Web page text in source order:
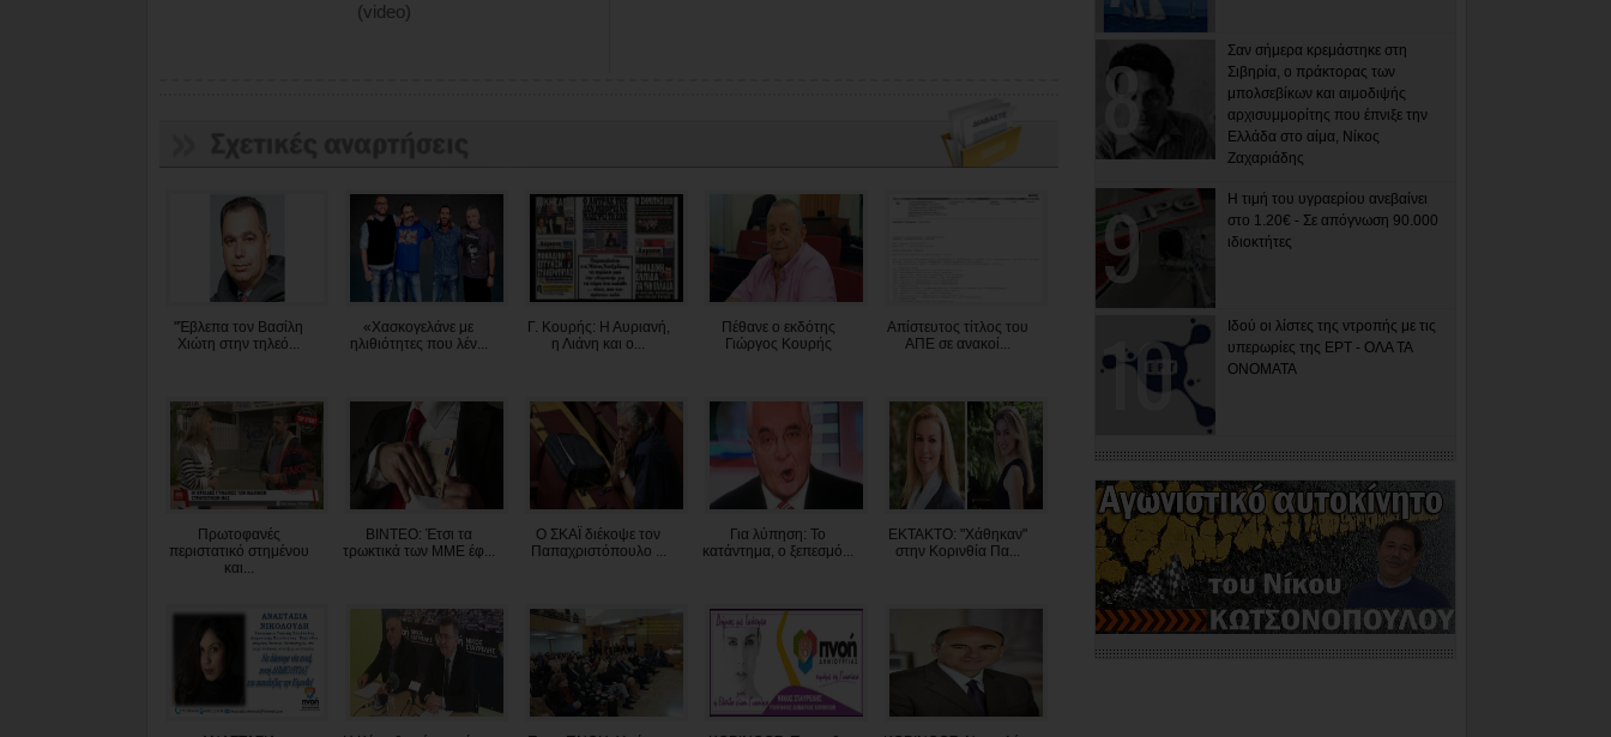
(video)
"Έβλεπα τον Βασίλη
Χιώτη στην τηλεό...
«Χασκογελάνε με
ηλιθιότητες που λέν...
Γ. Κουρής: Η Αυριανή,
η Λιάνη και ο...
Πέθανε ο εκδότης
Γιώργος Κουρής
Απίστευτος τίτλος του
ΑΠΕ σε ανακοί...
Πρωτοφανές
περιστατικό στημένου
και...
ΒΙΝΤΕΟ: Έτσι τα
τρωκτικά των ΜΜΕ έφ...
Ο ΣΚΑΪ διέκοψε τον
Παπαχριστόπουλο ...
Για λύπηση: Το
κατάντημα, ο ξεπεσμό...
ΕΚΤΑΚΤΟ: "Χάθηκαν"
στην Κορινθία Πα...
Σαν σήμερα κρεμάστηκε στη
Σιβηρία, ο πράκτορας των
μπολσεβίκων και αιμοδιψής
αρχισυμμορίτης που έπνιξε την
Ελλάδα στο αίμα, Νίκος
Ζαχαριάδης
Η τιμή του υγραερίου ανεβαίνει
στο 1.20€ - Σε απόγνωση 90.000
ιδιοκτήτες
Ιδού οι λίστες της ντροπής με τις
υπερωρίες της ΕΡΤ - ΟΛΑ ΤΑ
ΟΝΟΜΑΤΑ